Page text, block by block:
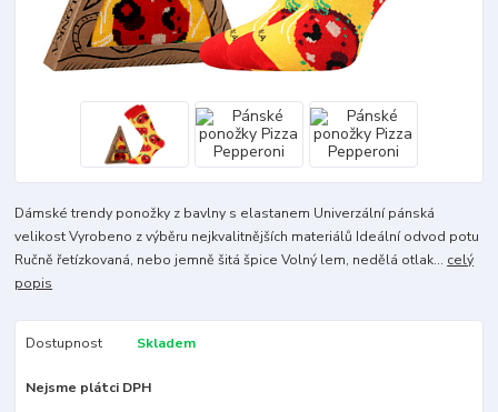
Dámské trendy ponožky z bavlny s elastanem Univerzální pánská
velikost Vyrobeno z výběru nejkvalitnějších materiálů Ideální odvod potu
Ručně řetízkovaná, nebo jemně šitá špice Volný lem, nedělá otlak... celý
popis
Dostupnost Skladem
Nejsme plátci DPH